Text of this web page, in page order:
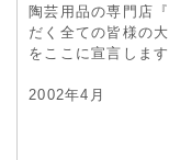
陶芸用品の専門店
だく全ての皆様の
をここに宣言します
2002年4月